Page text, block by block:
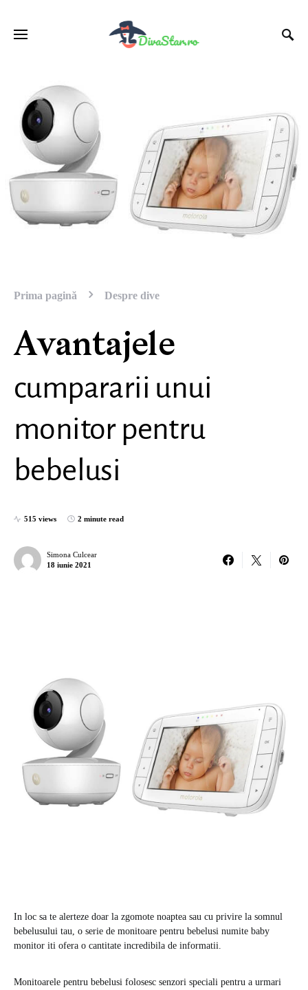
Prima pagină Despre dive
Avantajele
cumpararii unui
monitor pentru
bebelusi
515 views 2 minute read
Simona Culcear
18 iunie 2021
In loc sa te alerteze doar la zgomote noaptea sau cu privire la somnul
bebelusului tau, o serie de monitoare pentru bebelusi numite baby
monitor iti ofera o cantitate incredibila de informatii.
Monitoarele pentru bebelusi folosesc senzori speciali pentru a urmari